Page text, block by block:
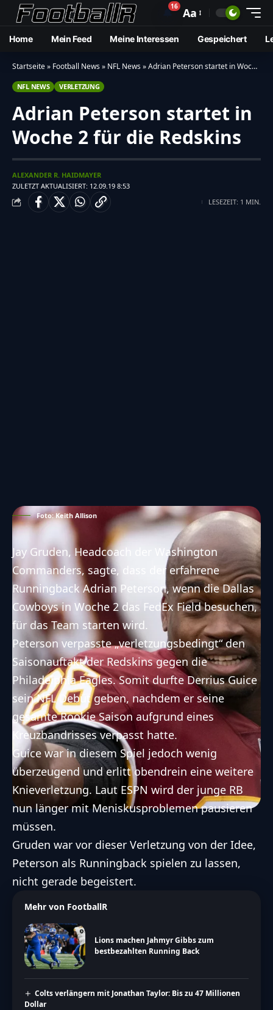
🔔16 Aa
Home Mein Feed Meine Interessen Gespeichert
Startseite» Football News» NFL News»Adrian Peterson startet in Woche 2 für die Redskins
NFL NEWS VERLETZUNG
Adrian Peterson startet in
Woche 2 für die Redskins
ZULETZT AKTUALISIERT: 12.09.19 8:53
ALEXANDER R. HAIDMAYER
LESEZEIT: 1 MIN.
Foto: Keith Allison
Jay Gruden, Headcoach der
Washington
Commanders, sagte, dass der erfahrene
Runningback Adrian Peterson, wenn dieDallas
Cowboysin Woche 2 das FedEx Field besuchen,
für das Team starten wird.
Peterson verpasste „verletzungsbedingt“ den
Saisonauftakt der Redskins gegen die
Philadelphia Eagles. Somit durfte Derrius Guice
sein NFL Debüt geben, nachdem er seine
gesamte Rookie Saison aufgrund eines
Kreuzbandrisses verpasst hatte.
Guice war in diesem Spiel jedoch wenig
überzeugend und erlitt obendrein eine weitere
Knieverletzung. Laut ESPN wird der junge RB
nun länger mit Meniskusproblemen pausieren
müssen.
Gruden war vor dieser Verletzung von der Idee,
Peterson als Runningback spielen zu lassen,
nicht gerade begeistert.
Mehr von FootballR
Lions machen Jahmyr Gibbs zum
bestbezahlten Running Back
Colts verlängern mit Jonathan Taylor: Bis zu 47 Millionen
Dollar